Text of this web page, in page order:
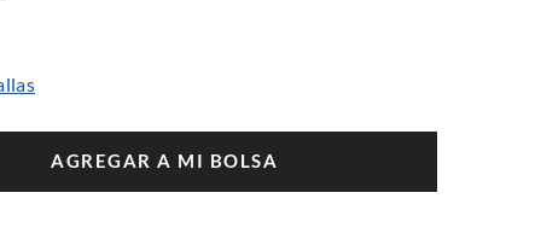
AGREGAR A MI BOLSA